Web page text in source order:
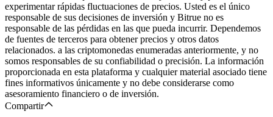
experimentar rápidas fluctuaciones de precios. Usted es el único
responsable de sus decisiones de inversión y Bitrue no es
responsable de las pérdidas en las que pueda incurrir. Dependemos
de fuentes de terceros para obtener precios y otros datos
relacionados. a las criptomonedas enumeradas anteriormente, y no
somos responsables de su confiabilidad o precisión. La información
proporcionada en esta plataforma y cualquier material asociado tiene
fines informativos únicamente y no debe considerarse como
asesoramiento financiero o de inversión.
Compartir